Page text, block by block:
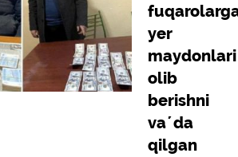
yer
maydonlari
olib
berishni
vaʼda
qilgan